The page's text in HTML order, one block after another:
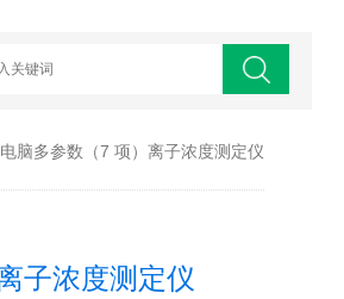
脑多参数（7 项）离子浓度测定仪
子浓度测定仪